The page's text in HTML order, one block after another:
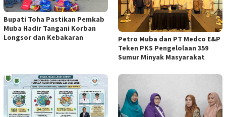
Bupati Toha Pastikan Pemkab
Muba Hadir Tangani Korban
Longsor dan Kebakaran
Petro Muba dan PT Medco E&P
Teken PKS Pengelolaan 359
Sumur Minyak Masyarakat